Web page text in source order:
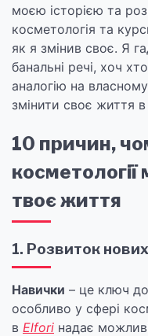
моєю історією та
косметологія та
як я змінив своє. Я
банальні речі, хоч
аналогію на
змінити своє життя
10 причин,
твоє життя
1. Розвиток
Навички – це ключ
особливо у сфері
в Elfori надає